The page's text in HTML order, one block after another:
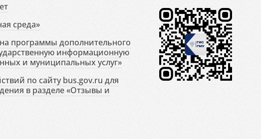
среда»
программы дополнительного
информационную
и муниципальных услуг»
по сайту bus.gov.ru для
в разделе «Отзывы и